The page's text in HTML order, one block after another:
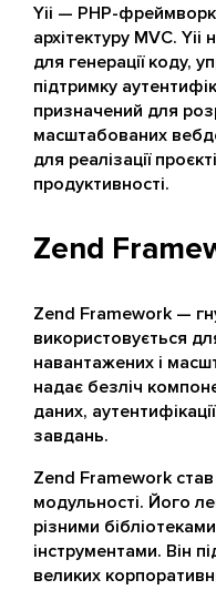
Yii — PHP-
архітектуру MVC. Yii
для генерації коду,
підтримку
призначений для
масштабованих
для реалізації
продуктивності.
Zend
Zend Framework —
використовується
навантажених і
надає безліч
даних,
завдань.
Zend Framework
модульності. Його
різними
інструментами. Він
великих